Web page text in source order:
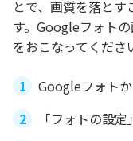
とで、画質を落と
す。Googleフォト
をおこなってくださ
Googleフォト
「フォトの設